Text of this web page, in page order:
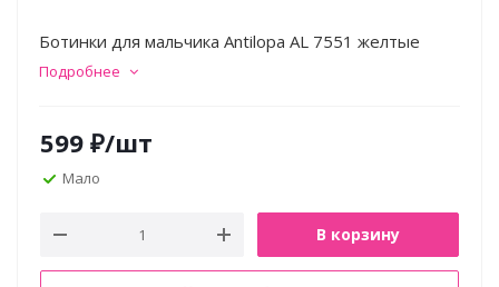
Ботинки для мальчика Antilopa AL 7551 желтые
Подробнее
599 ₽/шт
Мало
В корзину